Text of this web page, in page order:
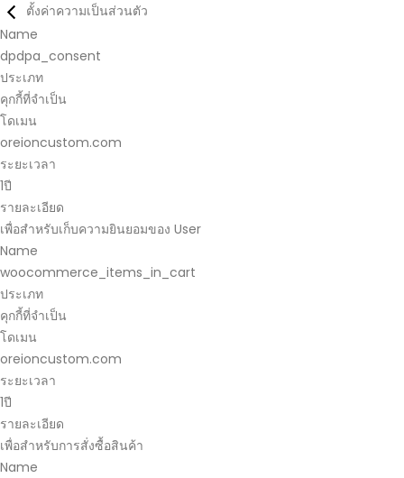
ตั้งค่าความเป็นส่วนตัว
Name
dpdpa_consent
ประเภท
คุกกี้ที่จำเป็น
โดเมน
oreioncustom.com
ระยะเวลา
1ปี
รายละเอียด
เพื่อสำหรับเก็บความยินยอมของ User
Name
woocommerce_items_in_cart
ประเภท
คุกกี้ที่จำเป็น
โดเมน
oreioncustom.com
ระยะเวลา
1ปี
รายละเอียด
เพื่อสำหรับการสั่งซื้อสินค้า
Name